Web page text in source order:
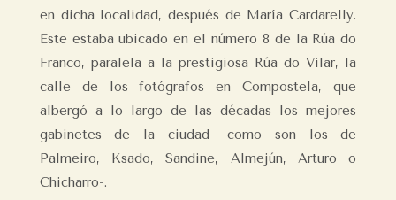
en dicha localidad, después de María Cardarelly.
Este estaba ubicado en el número 8 de la Rúa do
Franco, paralela a la prestigiosa Rúa do Vilar, la
calle de los fotógrafos en Compostela, que
albergó a lo largo de las décadas los mejores
gabinetes de la ciudad -como son los de
Palmeiro, Ksado, Sandine, Almejún, Arturo o
Chicharro-.